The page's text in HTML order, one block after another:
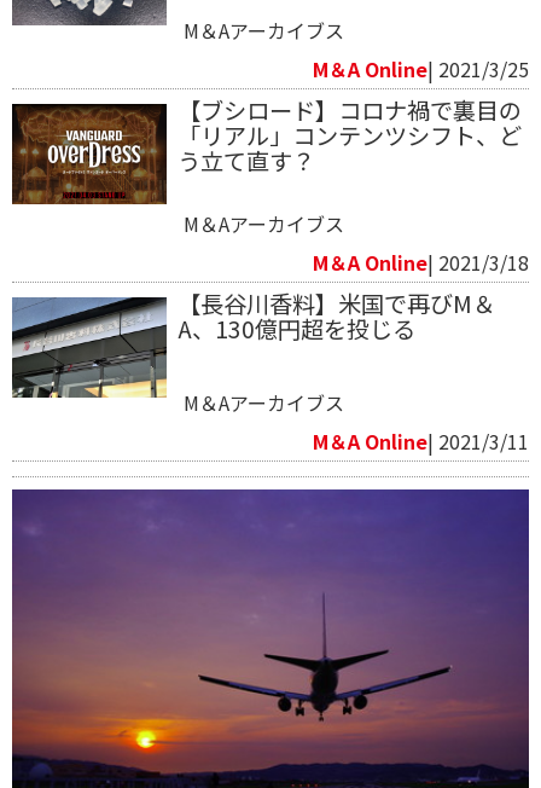
M＆Aアーカイブス
M＆A Online| 2021/3/25
【ブシロード】コロナ禍で裏目の
「リアル」コンテンツシフト、ど
う立て直す？
M＆Aアーカイブス
M＆A Online| 2021/3/18
【長谷川香料】米国で再びM＆
A、130億円超を投じる
M＆Aアーカイブス
M＆A Online| 2021/3/11